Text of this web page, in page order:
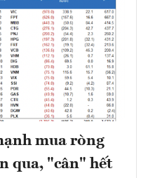
mua ròng
qua, "cân" hết